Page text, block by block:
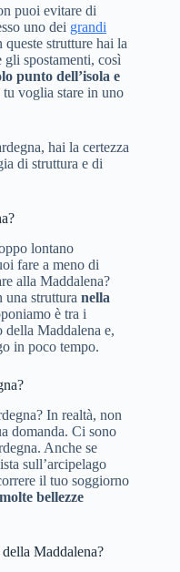
puoi evitare di
uno dei grandi
queste strutture hai la
spostamenti, così
punto dell’isola e
tu voglia stare in uno
hai la certezza
di struttura e di
lontano
fare a meno di
alla Maddalena?
una struttura nella
è tra i
Maddalena e,
in poco tempo.
In realtà, non
domanda. Ci sono
Anche se
sull’arcipelago
il tuo soggiorno
bellezze
Maddalena?